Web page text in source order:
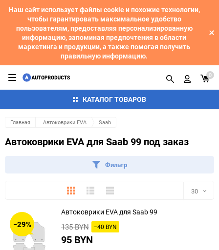
Наш сайт использует файлы cookie и похожие технологии,
чтобы гарантировать максимальное удобство
пользователям, предоставляя персонализированную
информацию, запоминая предпочтения в области
маркетинга и продукции, а также помогая получить
правильную информацию.
КАТАЛОГ ТОВАРОВ
0
Главная Автоковрики EVA Saab
Автоковрики EVA для Saab 99 под заказ
Фильтр
ПлиткаПодробноКомпактно 30
−29%
Автоковрики EVA для Saab 99
135 BYN −40 BYN
95 BYN